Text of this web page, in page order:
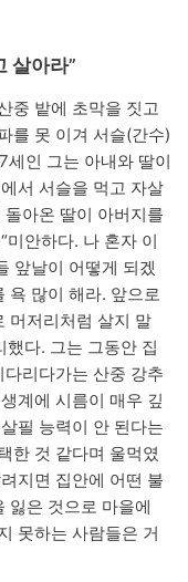
살아라”
중 밭에 초막을 짓고
를 못 이겨 서슬(간수)
세인 그는 아내와 딸이
서 서슬을 먹고 자살
아온 딸이 아버지를
미안하다. 나 혼자 이
앞날이 어떻게 되겠
욕 많이 해라. 앞으로
머저리처럼 살지 말
했다. 그는 그동안 집
리다가는 산중 강추
계에 시름이 매우 깊
필 능력이 안 된다는
한 것 같다며 울먹였
지면 집안에 어떤 불
잃은 것으로 마을에
못하는 사람들은 거